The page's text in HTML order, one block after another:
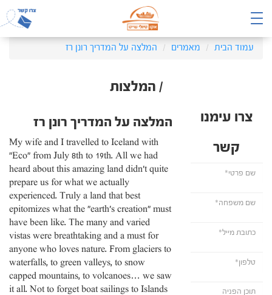
עמוד הבית מאמרים המלצה על המדריך רונן רז
/ המלצות
צרו עימנו
קשר
המלצה על המדריך רונן רז
My wife and I travelled to Iceland with
"Eco" from July 8th to 19th. All we had
heard about this amazing land didn’t quite
prepare us for what we actually
experienced. Truly a land that best
epitomizes what the "earth’s creation" must
have been like. The many and varied
vistas were breathtaking and a must for
anyone who loves nature. From glaciers to
waterfalls, to green valleys, to snow
capped mountains, to volcanoes… we saw
it all. Not to forget boat sailings to Islands